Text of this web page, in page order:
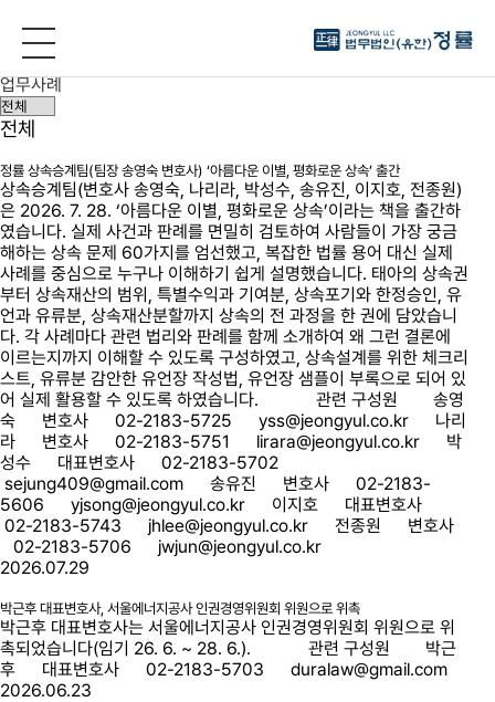
전체
정률소식
업무사례
전체
정률 상속승계팀(팀장 송영숙 변호사) ‘아름다운 이별, 평화로운 상속’ 출간
상속승계팀(변호사 송영숙, 나리라, 박성수, 송유진, 이지호, 전종원)
은 2026. 7. 28. ‘아름다운 이별, 평화로운 상속’이라는 책을 출간하
였습니다. 실제 사건과 판례를 면밀히 검토하여 사람들이 가장 궁금
해하는 상속 문제 60가지를 엄선했고, 복잡한 법률 용어 대신 실제
사례를 중심으로 누구나 이해하기 쉽게 설명했습니다. 태아의 상속권
부터 상속재산의 범위, 특별수익과 기여분, 상속포기와 한정승인, 유
언과 유류분, 상속재산분할까지 상속의 전 과정을 한 권에 담았습니
다. 각 사례마다 관련 법리와 판례를 함께 소개하여 왜 그런 결론에
이르는지까지 이해할 수 있도록 구성하였고, 상속설계를 위한 체크리
스트, 유류분 감안한 유언장 작성법, 유언장 샘플이 부록으로 되어 있
어 실제 활용할 수 있도록 하였습니다. 관련 구성원 송영
숙 변호사 02-2183-5725 yss@jeongyul.co.kr 나리
라 변호사 02-2183-5751 lirara@jeongyul.co.kr 박
성수 대표변호사 02-2183-5702
sejung409@gmail.com 송유진 변호사 02-2183-
5606 yjsong@jeongyul.co.kr 이지호 대표변호사
02-2183-5743 jhlee@jeongyul.co.kr 전종원 변호사
02-2183-5706 jwjun@jeongyul.co.kr
2026.07.29
박근후 대표변호사, 서울에너지공사 인권경영위원회 위원으로 위촉
박근후 대표변호사는 서울에너지공사 인권경영위원회 위원으로 위
촉되었습니다(임기 26. 6. ~ 28. 6.). 관련 구성원 박근
후 대표변호사 02-2183-5703 duralaw@gmail.com
2026.06.23